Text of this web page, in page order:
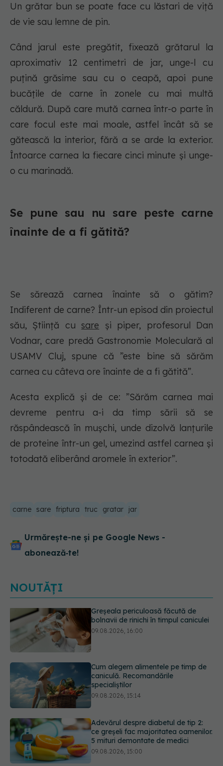
Un grătar bun se poate face cu lăstari de viță
de vie sau lemne de pin.
Când jarul este pregătit, fixează grătarul la
aproximativ 12 centimetri de jar, unge-l cu
puțină grăsime sau cu o ceapă, apoi pune
bucățile de carne în zonele cu mai multă
căldură. După care mută carnea într-o parte în
care focul este mai moale, astfel încât să se
gătească la interior, fără a se arde la exterior.
Întoarce carnea la fiecare cinci minute și unge-
o cu marinadă.
Se pune sau nu sare peste carne
înainte de a fi gătită?
Se sărează carnea înainte să o gătim?
Indiferent de carne? Într-un episod din proiectul
său, Știință cu sare și piper, profesorul Dan
Vodnar, care predă Gastronomie Moleculară al
USAMV Cluj, spune că ”este bine să sărăm
carnea cu câteva ore înainte de a fi gătită”.
Acesta explică și de ce: ”Sărăm carnea mai
devreme pentru a-i da timp sării să se
răspândească în mușchi, unde dizolvă lanțurile
de proteine într-un gel, umezind astfel carnea și
totodată eliberând aromele în exterior”.
carne sare friptura truc gratar jar
Urmărește-ne și pe Google News -
abonează‑te!
NOUTĂȚI
Cum alegem alimentele pe timp de
caniculă. Recomandările
Adevărul despre diabetul de tip 2:
ce greșeli fac majoritatea oamenilor.
5 mituri demontate de medici
Cancerul s-a extins la oase și nu
numai. Starea lui Joe Biden s-a
înrăutățit. Fiul său dezvăluie cât de